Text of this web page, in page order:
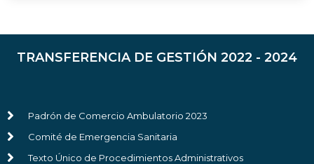
TRANSFERENCIA DE GESTIÓN 2022 - 2024
Padrón de Comercio Ambulatorio 2023
Comité de Emergencia Sanitaria
Texto Único de Procedimientos Administrativos